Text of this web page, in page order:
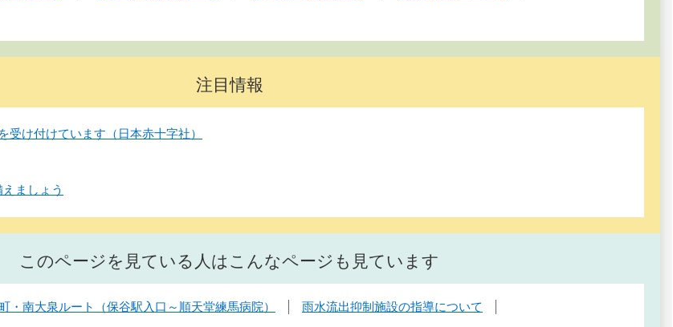
注目情報
受け付けています（日本赤十字社）
ましょう
このページを見ている人はこんなページも見ています
・南大泉ルート（保谷駅入口～順天堂練馬病院） 雨水流出抑制施設の指導について